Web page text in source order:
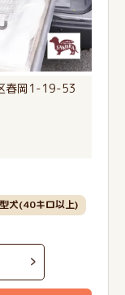
春岡1-19-53
犬(40キロ以上)